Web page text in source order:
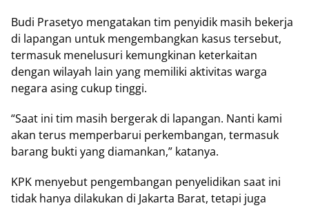
Budi Prasetyo mengatakan tim penyidik masih bekerja
di lapangan untuk mengembangkan kasus tersebut,
termasuk menelusuri kemungkinan keterkaitan
dengan wilayah lain yang memiliki aktivitas warga
negara asing cukup tinggi.
“Saat ini tim masih bergerak di lapangan. Nanti kami
akan terus memperbarui perkembangan, termasuk
barang bukti yang diamankan,” katanya.
KPK menyebut pengembangan penyelidikan saat ini
tidak hanya dilakukan di Jakarta Barat, tetapi juga